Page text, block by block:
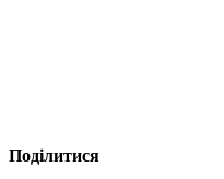
Поділитися